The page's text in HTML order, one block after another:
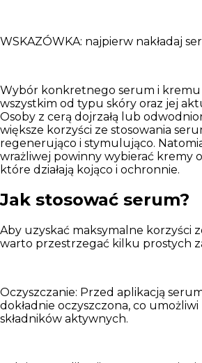
WSKAZÓWKA: najpierw nakładaj
Wybór konkretnego serum i kremu
wszystkim od typu skóry oraz jej
Osoby z cerą dojrzałą lub
większe korzyści ze stosowania
regenerująco i stymulująco.
wrażliwej powinny wybierać kremy
które działają kojąco i ochronnie.
Jak stosować serum?
Aby uzyskać maksymalne korzyści
warto przestrzegać kilku prostych
Oczyszczanie: Przed aplikacją
dokładnie oczyszczona, co umożliwi
składników aktywnych.